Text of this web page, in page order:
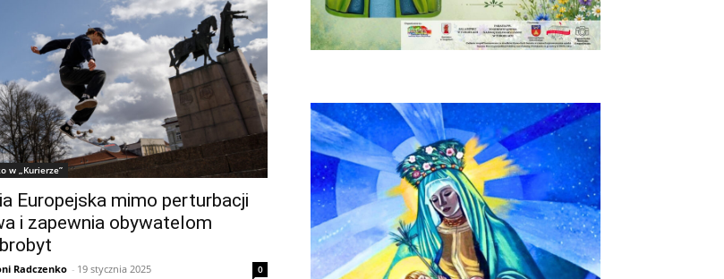
w „Kurierze”
Europejska mimo perturbacji
i zapewnia obywatelom
Radczenko - 19 stycznia 2025 0